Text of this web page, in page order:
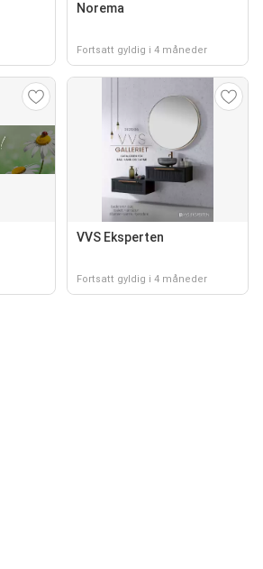
Norema
Fortsatt gyldig i 4 måneder
VVS Eksperten
Fortsatt gyldig i 4 måneder